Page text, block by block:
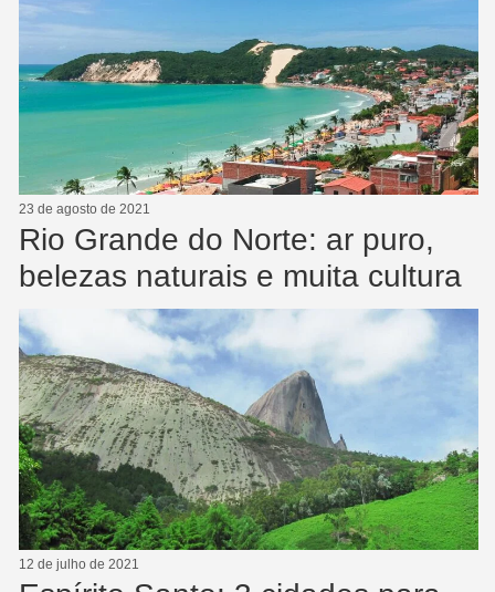
23 de agosto de 2021
Rio Grande do Norte: ar puro,
belezas naturais e muita cultura
12 de julho de 2021